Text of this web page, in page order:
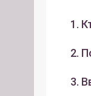
1.
2.
3.